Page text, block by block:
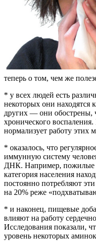
теперь о том, чем же
* у всех людей есть
некоторых они находятся
других — они обострены,
хронического
нормализует работу этих
* оказалось, что
иммунную систему
ДНК. Например, пожилые
категория населения
постоянно потребляют
на 20% реже
* и наконец, пищевые
влияют на работу
Исследования показали,
уровень некоторых